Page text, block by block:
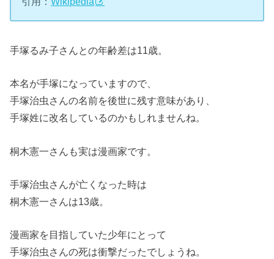
手塚るみ子さんとの年齢差は11歳。
本名が手塚になっていますので、
手塚治虫さんの名前を後世に残す意味があり、
手塚姓に改名しているのかもしれませんね。
桐木憲一さんも実は漫画家です。
手塚治虫さんが亡くなった時は
桐木憲一さんは13歳。
漫画家を目指していた少年にとって
手塚治虫さんの死は衝撃だったでしょうね。